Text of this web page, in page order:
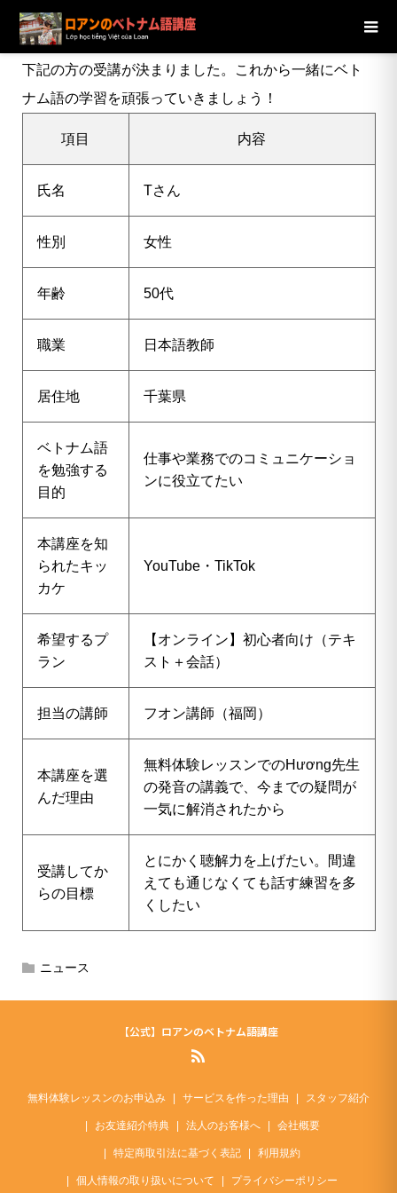
ブログ
ました
下記の方の受講が決まりました。これから一緒にベト
ナム語の学習を頑張っていきましょう！
項目 内容
氏名 Tさん
性別 女性
年齢 50代
職業 日本語教師
居住地 千葉県
ベトナム語
を勉強する
目的
仕事や業務でのコミュニケーショ
ンに役立てたい
本講座を知
られたキッ
カケ
YouTube・TikTok
希望するプ
ラン
【オンライン】初心者向け（テキ
スト＋会話）
担当の講師 フオン講師（福岡）
本講座を選
んだ理由
無料体験レッスンでのHương先生
の発音の講義で、今までの疑問が
一気に解消されたから
受講してか
らの目標
とにかく聴解力を上げたい。間違
えても通じなくても話す練習を多
くしたい
ニュース
【公式】ロアンのベトナム語講座
無料体験レッスンのお申込み サービスを作った理由 スタッフ紹介
お友達紹介特典 法人のお客様へ 会社概要
特定商取引法に基づく表記 利用規約
個人情報の取り扱いについて プライバシーポリシー